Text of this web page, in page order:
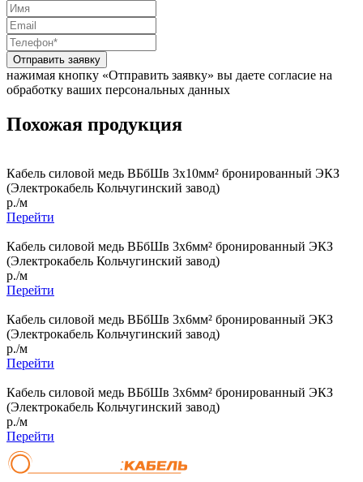
Отправить заявку
нажимая кнопку «Отправить заявку» вы даете согласие на
обработку ваших персональных данных
Похожая продукция
Кабель силовой медь ВБбШв 3x10мм² бронированный ЭКЗ
(Электрокабель Кольчугинский завод)
р./м
Перейти
Кабель силовой медь ВБбШв 3x6мм² бронированный ЭКЗ
(Электрокабель Кольчугинский завод)
р./м
Перейти
Кабель силовой медь ВБбШв 3x6мм² бронированный ЭКЗ
(Электрокабель Кольчугинский завод)
р./м
Перейти
Кабель силовой медь ВБбШв 3x6мм² бронированный ЭКЗ
(Электрокабель Кольчугинский завод)
р./м
Перейти